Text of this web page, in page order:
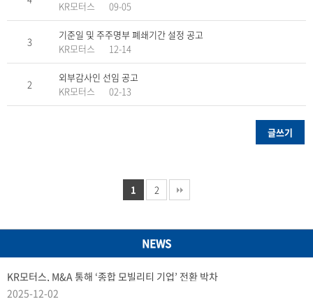
KR모터스
09-05
3
기준일 및 주주명부 폐쇄기간 설정 공고
KR모터스
12-14
2
외부감사인 선임 공고
KR모터스
02-13
글쓰기
1 2
NEWS
KR모터스, M&A 통해 ‘종합 모빌리티 기업’ 전환 박차
2025-12-02